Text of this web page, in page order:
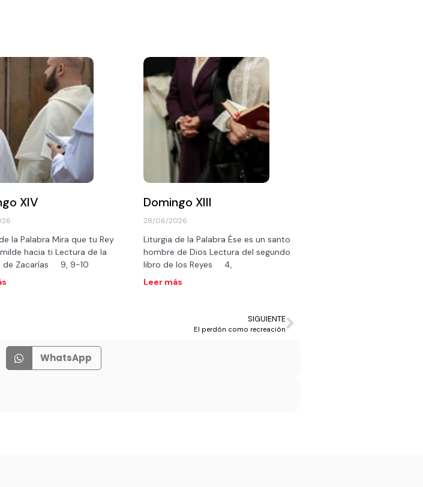
XIV
la Palabra Mira que tu Rey
hacia ti Lectura de la
de Zacarías 9, 9-10
Domingo XIII
28/06/2026
Liturgia de la Palabra Ése es un santo
hombre de Dios Lectura del segundo
libro de los Reyes 4,
Leer más
SIGUIENTE
El perdón como recreación
WhatsApp